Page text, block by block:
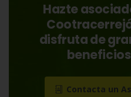
Hazte
disfruta de
beneficios
Contacta un